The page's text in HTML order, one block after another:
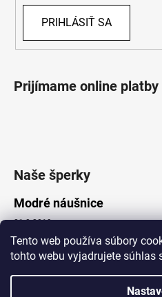
Tento web používa súbory
tohto webu vyjadrujete súhlas
PRIHLÁSIŤ SA
Prijímame online platby
Naše šperky
Modré náušnice
21.8.2019